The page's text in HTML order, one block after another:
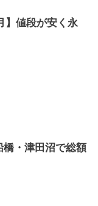
】値段が安く永
・津田沼で総額